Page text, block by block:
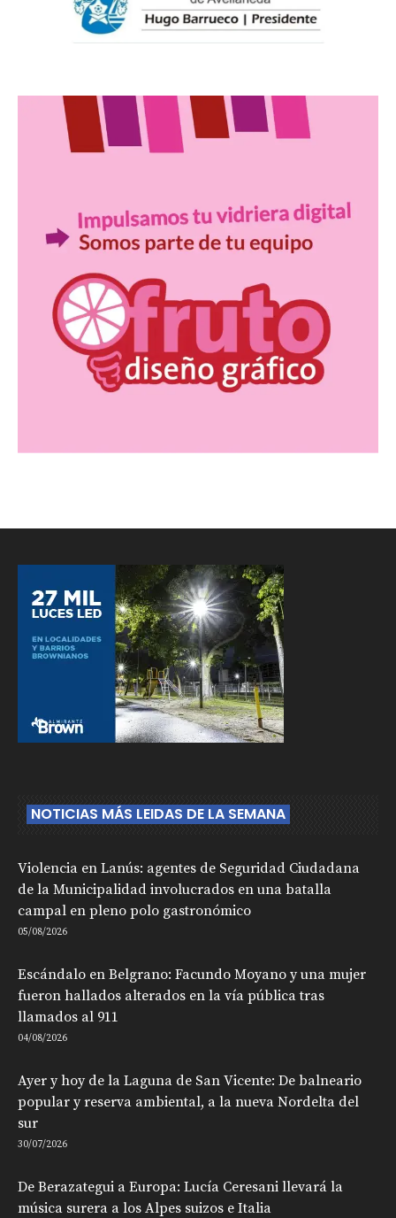
NOTICIAS MÁS LEIDAS DE LA SEMANA
Violencia en Lanús: agentes de Seguridad Ciudadana
de la Municipalidad involucrados en una batalla
campal en pleno polo gastronómico
05/08/2026
Escándalo en Belgrano: Facundo Moyano y una mujer
fueron hallados alterados en la vía pública tras
llamados al 911
04/08/2026
Ayer y hoy de la Laguna de San Vicente: De balneario
popular y reserva ambiental, a la nueva Nordelta del
sur
30/07/2026
De Berazategui a Europa: Lucía Ceresani llevará la
música surera a los Alpes suizos e Italia